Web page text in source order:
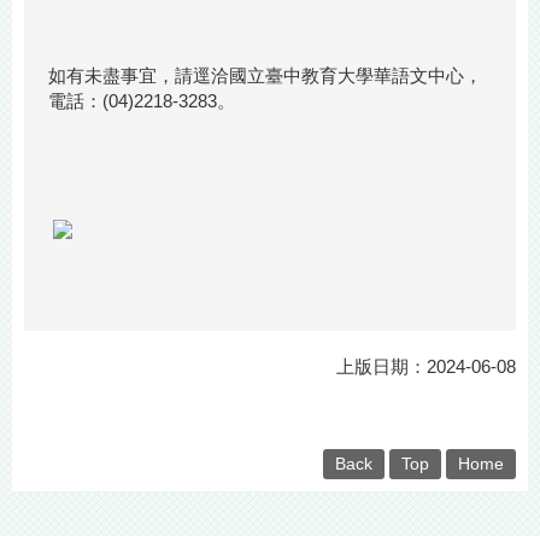
如有未盡事宜，請逕洽國立臺中教育大學華語文中心，
電話：(04)2218-3283。
上版日期：2024-06-08
Back Top Home